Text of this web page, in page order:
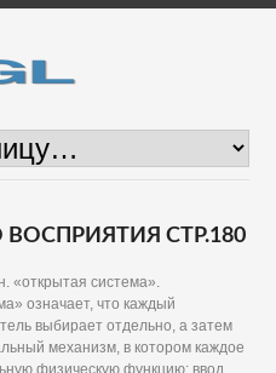
СТР.180
«открытая система».
означает, что каждый
выбирает отдельно, а затем
механизм, в котором каждое
физическую функцию: ввод